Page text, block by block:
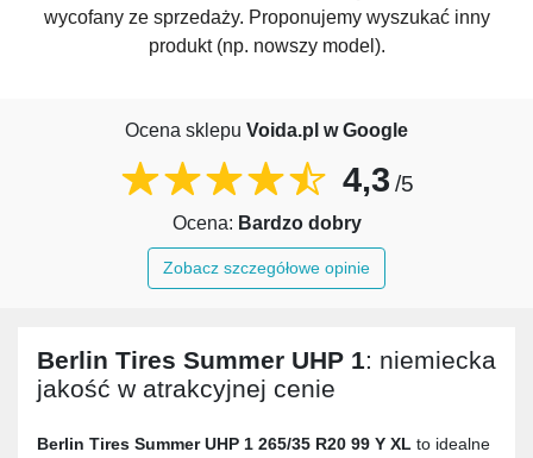
wycofany ze sprzedaży. Proponujemy wyszukać inny
produkt (np. nowszy model).
Ocena sklepu Voida.pl w Google
4,3 /5
Ocena: Bardzo dobry
Zobacz szczegółowe opinie
Berlin Tires Summer UHP 1: niemiecka
jakość w atrakcyjnej cenie
Berlin Tires Summer UHP 1 265/35 R20 99 Y XL to idealne